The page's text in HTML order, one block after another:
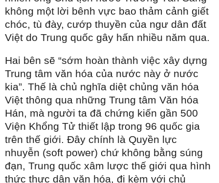
không một lời bênh vực bao thảm cảnh giết
chóc, tù đày, cướp thuyền của ngư dân đất
Việt do Trung quốc gây hấn nhiều năm qua.
Hai bên sẽ “sớm hoàn thành việc xây dựng
Trung tâm văn hóa của nước này ở nước
kia”. Thế là chủ nghĩa diệt chủng văn hóa
Việt thông qua những Trung tâm Văn hóa
Hán, mà người ta đã chứng kiến gần 500
Viện Khổng Tử thiết lập trong 96 quốc gia
trên thế giới. Đây chính là Quyền lực
nhuyễn (soft power) chứ không bằng súng
đạn, Trung quốc xâm lược thế giới qua hình
thức thực dân văn hóa, đi kèm với chủ